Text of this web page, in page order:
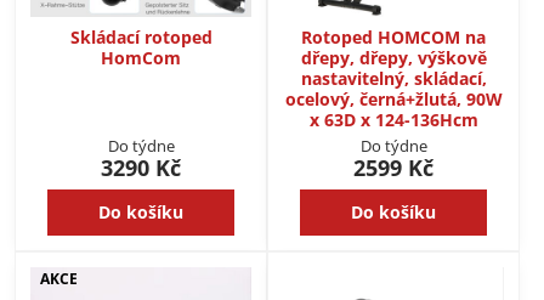
Skládací rotoped
HomCom
Do týdne
3290 Kč
Do košíku
Rotoped HOMCOM na
dřepy, dřepy, výškově
nastavitelný, skládací,
ocelový, černá+žlutá, 90W
x 63D x 124-136Hcm
Do týdne
2599 Kč
Do košíku
AKCE